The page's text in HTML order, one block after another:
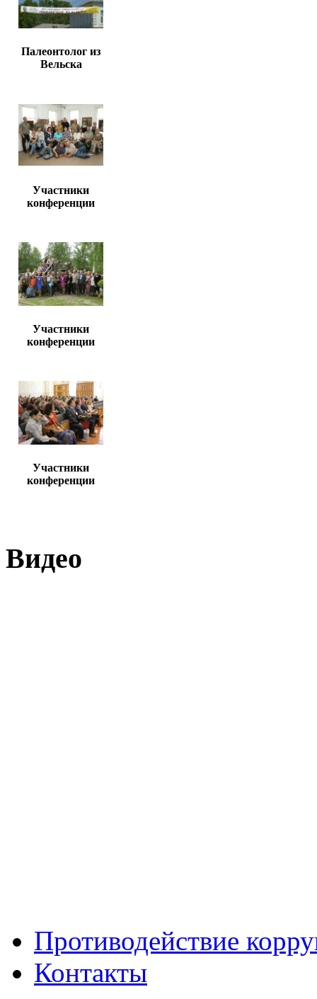
Палеонтолог из
Вельска
Участники
конференции
Участники
конференции
Участники
конференции
Видео
Противодействие
Контакты